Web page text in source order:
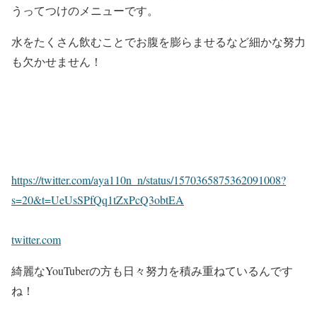
うってつけのメニューです。
水をたくさん飲むことでお腹を膨らませるなど細かな努力
も欠かせません！
https://twitter.com/aya110n_n/status/1570365875362091008?
s=20&t=UeUsSPfQq1tZxPcQ3obtEA
twitter.com
綺麗なYouTuberの方も日々努力を積み重ねているんです
ね！